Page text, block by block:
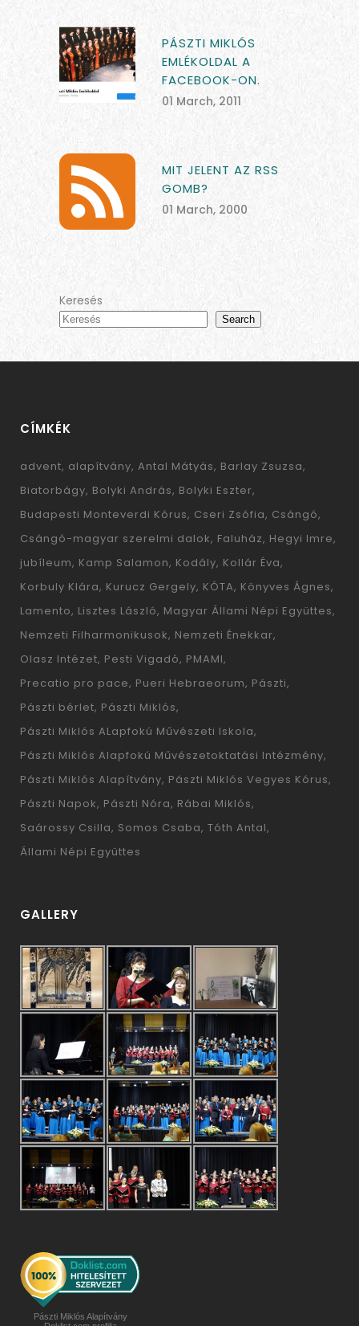
PÁSZTI MIKLÓS
EMLÉKOLDAL A
FACEBOOK-ON.
01 March, 2011
MIT JELENT AZ RSS
GOMB?
01 March, 2000
Keresés
Search
CÍMKÉK
advent alapítvány Antal Mátyás Barlay Zsuzsa
Biatorbágy Bolyki András Bolyki Eszter
Budapesti Monteverdi Kórus Cseri Zsófia Csángó
Csángó-magyar szerelmi dalok Faluház Hegyi Imre
jubíleum Kamp Salamon Kodály Kollár Éva
Korbuly Klára Kurucz Gergely KÓTA Könyves Ágnes
Lamento Lisztes László Magyar Állami Népi Együttes
Nemzeti Filharmonikusok Nemzeti Énekkar
Olasz Intézet Pesti Vigadó PMAMI
Precatio pro pace Pueri Hebraeorum Pászti
Pászti bérlet Pászti Miklós
Pászti Miklós ALapfokú Művészeti Iskola
Pászti Miklós Alapfokú Művészetoktatási Intézmény
Pászti Miklós Alapítvány Pászti Miklós Vegyes Kórus
Pászti Napok Pászti Nóra Rábai Miklós
Saárossy Csilla Somos Csaba Tóth Antal
Állami Népi Együttes
GALLERY
Pászti Miklós Alapítvány